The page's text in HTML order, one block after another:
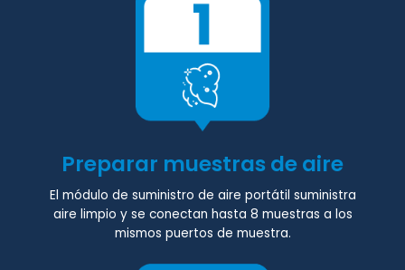
Preparar muestras de aire
El módulo de suministro de aire portátil suministra
aire limpio y se conectan hasta 8 muestras a los
mismos puertos de muestra.